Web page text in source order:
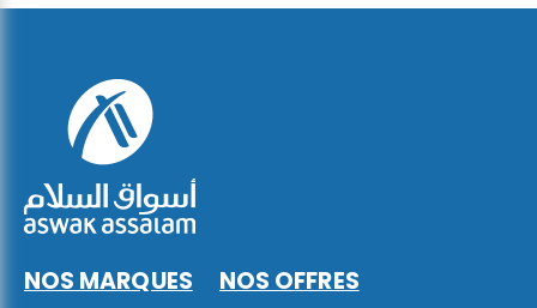
NOS MARQUES NOS OFFRES